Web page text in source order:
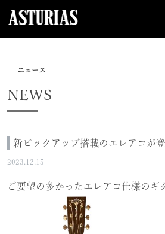
ニュース
NEWS
新ピックアップ搭載のエレアコが登
2023.12.15
ご要望の多かったエレアコ仕様のギ